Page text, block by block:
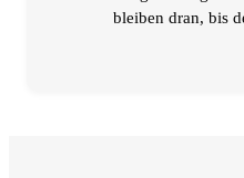
bleiben dran, bis